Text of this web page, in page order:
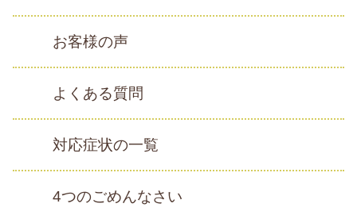
お客様の声
よくある質問
対応症状の一覧
4つのごめんなさい